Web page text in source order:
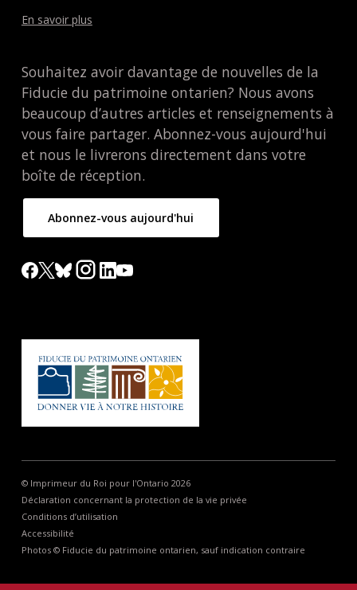
En savoir plus
Souhaitez avoir davantage de nouvelles de la
Fiducie du patrimoine ontarien? Nous avons
beaucoup d’autres articles et renseignements à
vous faire partager. Abonnez-vous aujourd'hui
et nous le livrerons directement dans votre
boîte de réception.
Abonnez-vous aujourd'hui
© Imprimeur du Roi pour l'Ontario 2026
Déclaration concernant la protection de la vie privée
Conditions d’utilisation
Accessibilité
Photos © Fiducie du patrimoine ontarien, sauf indication contraire